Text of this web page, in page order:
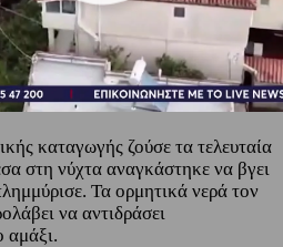
καταγωγής ζούσε τα τελευταία
στη νύχτα αναγκάστηκε να βγει
Τα ορμητικά νερά τον
να αντιδράσει
αμάξι.